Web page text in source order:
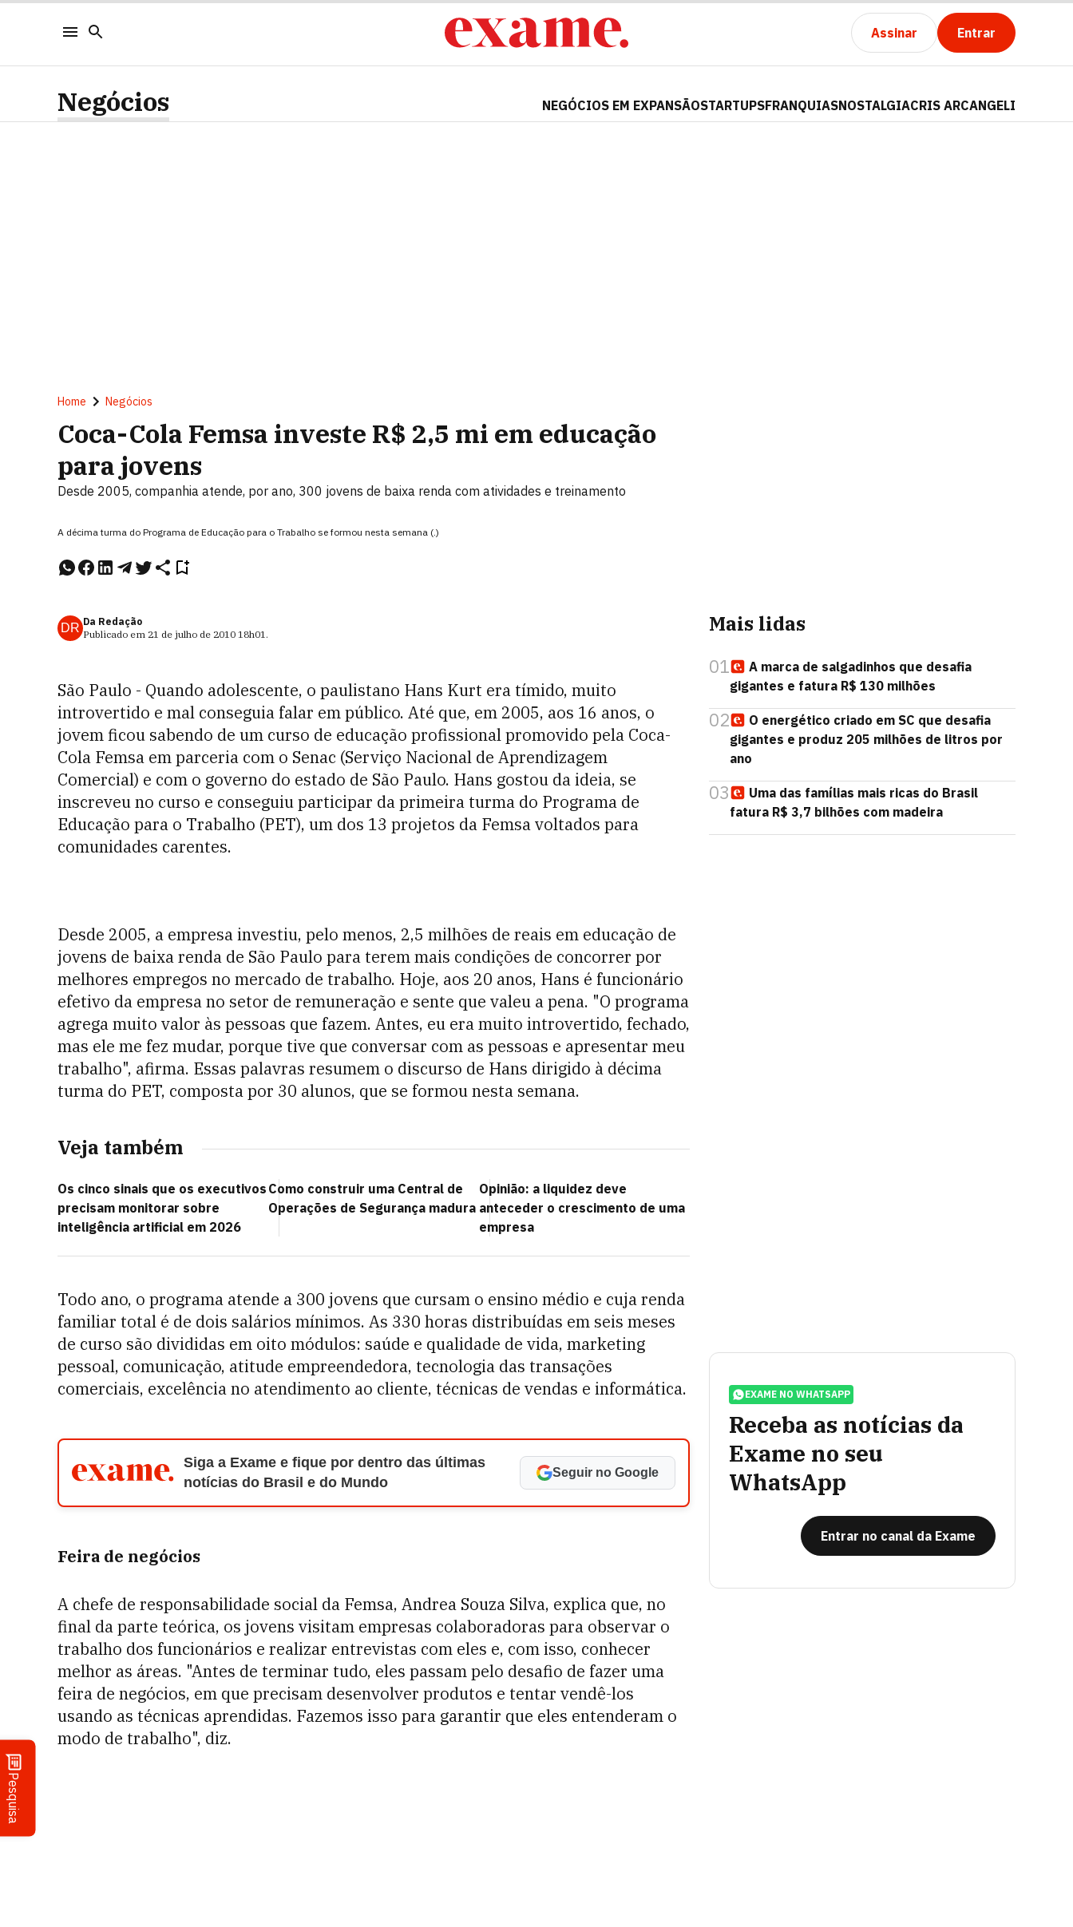
Assinar Entrar
Pesquisa
Negócios NEGÓCIOS EM EXPANSÃOSTARTUPSFRANQUIASNOSTALGIACRIS ARCANGELI
Home Negócios
Coca-Cola Femsa investe R$ 2,5 mi em educação
para jovens
Desde 2005, companhia atende, por ano, 300 jovens de baixa renda com atividades e treinamento
A décima turma do Programa de Educação para o Trabalho se formou nesta semana (.)
DR Da Redação
Publicado em 21 de julho de 2010 18h01.
São Paulo - Quando adolescente, o paulistano Hans Kurt era tímido, muito
introvertido e mal conseguia falar em público. Até que, em 2005, aos 16 anos, o
jovem ficou sabendo de um curso de educação profissional promovido pela Coca-
Cola Femsa em parceria com o Senac (Serviço Nacional de Aprendizagem
Comercial) e com o governo do estado de São Paulo. Hans gostou da ideia, se
inscreveu no curso e conseguiu participar da primeira turma do Programa de
Educação para o Trabalho (PET), um dos 13 projetos da Femsa voltados para
comunidades carentes.
Desde 2005, a empresa investiu, pelo menos, 2,5 milhões de reais em educação de
jovens de baixa renda de São Paulo para terem mais condições de concorrer por
melhores empregos no mercado de trabalho. Hoje, aos 20 anos, Hans é funcionário
efetivo da empresa no setor de remuneração e sente que valeu a pena. "O programa
agrega muito valor às pessoas que fazem. Antes, eu era muito introvertido, fechado,
mas ele me fez mudar, porque tive que conversar com as pessoas e apresentar meu
trabalho", afirma. Essas palavras resumem o discurso de Hans dirigido à décima
turma do PET, composta por 30 alunos, que se formou nesta semana.
Veja também
Os cinco sinais que os executivos
precisam monitorar sobre
inteligência artificial em 2026
Como construir uma Central de
Operações de Segurança madura
Opinião: a liquidez deve
anteceder o crescimento de uma
empresa
Todo ano, o programa atende a 300 jovens que cursam o ensino médio e cuja renda
familiar total é de dois salários mínimos. As 330 horas distribuídas em seis meses
de curso são divididas em oito módulos: saúde e qualidade de vida, marketing
pessoal, comunicação, atitude empreendedora, tecnologia das transações
comerciais, excelência no atendimento ao cliente, técnicas de vendas e informática.
Siga a Exame e fique por dentro das últimas
notícias do Brasil e do Mundo
Seguir no Google
Feira de negócios
A chefe de responsabilidade social da Femsa, Andrea Souza Silva, explica que, no
final da parte teórica, os jovens visitam empresas colaboradoras para observar o
trabalho dos funcionários e realizar entrevistas com eles e, com isso, conhecer
melhor as áreas. "Antes de terminar tudo, eles passam pelo desafio de fazer uma
feira de negócios, em que precisam desenvolver produtos e tentar vendê-los
usando as técnicas aprendidas. Fazemos isso para garantir que eles entenderam o
modo de trabalho", diz.
Mais lidas
01
A marca de salgadinhos que desafia
gigantes e fatura R$ 130 milhões
02
O energético criado em SC que desafia
gigantes e produz 205 milhões de litros por
ano
03
Uma das famílias mais ricas do Brasil
fatura R$ 3,7 bilhões com madeira
EXAME NO WHATSAPP
Receba as notícias da
Exame no seu
WhatsApp
Entrar no canal da Exame